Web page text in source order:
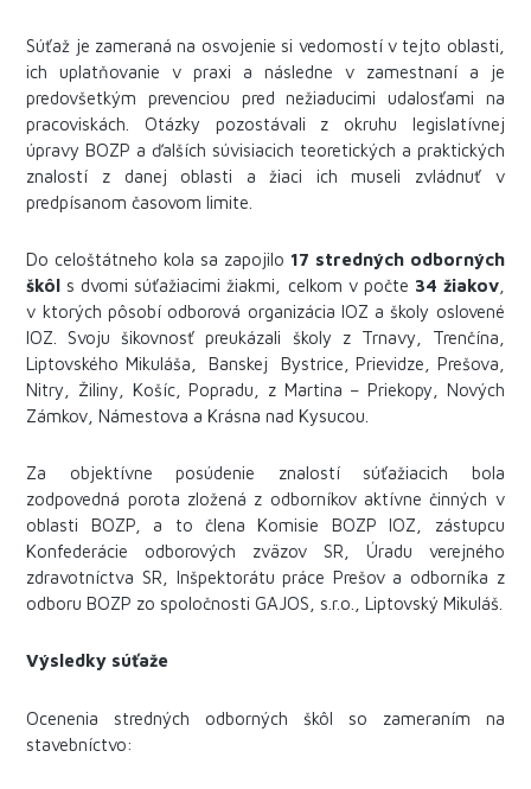
Súťaž je zameraná na osvojenie si vedomostí v tejto oblasti,
ich uplatňovanie v praxi a následne v zamestnaní a je
predovšetkým prevenciou pred nežiaducimi udalosťami na
pracoviskách.
Otázky pozostávali z okruhu legislatívnej
úpravy BOZP a ďalších súvisiacich teoretických a praktických
znalostí z danej oblasti a žiaci ich museli zvládnuť v
predpísanom časovom limite.
Do celoštátneho kola sa zapojilo 17 stredných odborných
škôl s dvomi súťažiacimi žiakmi, celkom v počte 34 žiakov,
v ktorých pôsobí odborová organizácia IOZ a školy oslovené
IOZ. Svoju šikovnosť preukázali školy z Trnavy, Trenčína,
Liptovského Mikuláša, Banskej Bystrice, Prievidze, Prešova,
Nitry, Žiliny, Košíc, Popradu, z Martina – Priekopy, Nových
Zámkov, Námestova a Krásna nad Kysucou.
Za objektívne posúdenie znalostí súťažiacich bola
zodpovedná porota zložená z odborníkov aktívne činných v
oblasti BOZP, a to člena Komisie BOZP IOZ, zástupcu
Konfederácie odborových zväzov SR, Úradu verejného
zdravotníctva SR, Inšpektorátu práce Prešov a odborníka z
odboru BOZP zo spoločnosti GAJOS, s.r.o., Liptovský Mikuláš.
Výsledky súťaže
Ocenenia stredných odborných škôl so zameraním na
stavebníctvo: